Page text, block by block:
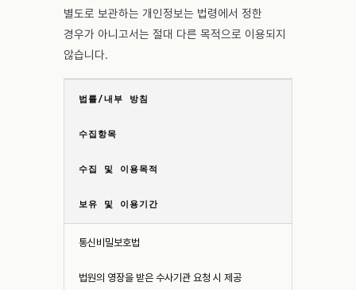
별도로 보관하는 개인정보는 법령에서 정한
경우가 아니고서는 절대 다른 목적으로 이용되지
않습니다.
법률/내부 방침
수집항목
수집 및 이용목적
보유 및 이용기간
통신비밀보호법
법원의 영장을 받은 수사기관 요청 시 제공